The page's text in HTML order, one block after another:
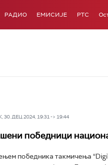
РАДИО ЕМИСИЈЕ РТС
ДЕЦ 2024, 19:31 -> 19:44
победници
победника такмичењa